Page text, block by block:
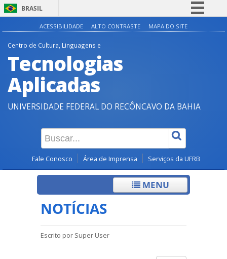
BRASIL
Simplifique!
Canais
ACESSIBILIDADE ALTO CONTRASTE MAPA DO SITE
Centro de Cultura, Linguagens e
Tecnologias
Aplicadas
UNIVERSIDADE FEDERAL DO RECÔNCAVO DA BAHIA
Fale Conosco Área de Imprensa Serviços da UFRB
MENU
NOTÍCIAS
Escrito por Super User